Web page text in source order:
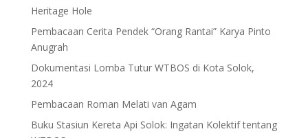
Heritage Hole
Pembacaan Cerita Pendek “Orang Rantai” Karya Pinto
Anugrah
Dokumentasi Lomba Tutur WTBOS di Kota Solok,
2024
Pembacaan Roman Melati van Agam
Buku Stasiun Kereta Api Solok: Ingatan Kolektif tentang